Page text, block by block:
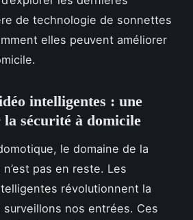
de technologie de sonnettes
elles peuvent améliorer
intelligentes : une
sécurité à domicile
le domaine de la
pas en reste. Les
révolutionnent la
surveillons nos entrées. Ces